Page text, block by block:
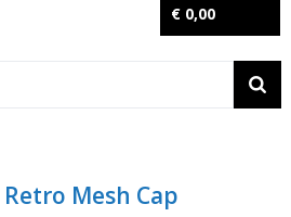
€ 0,00
een advies? Bel nu 053-7920045 of 06-55731304
Mesh Cap